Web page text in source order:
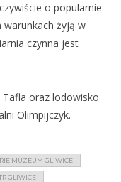
o popularnie
warunkach żyją w
czynna jest
oraz lodowisko
Olimpijczyk.
MUZEUM GLIWICE
GLIWICE